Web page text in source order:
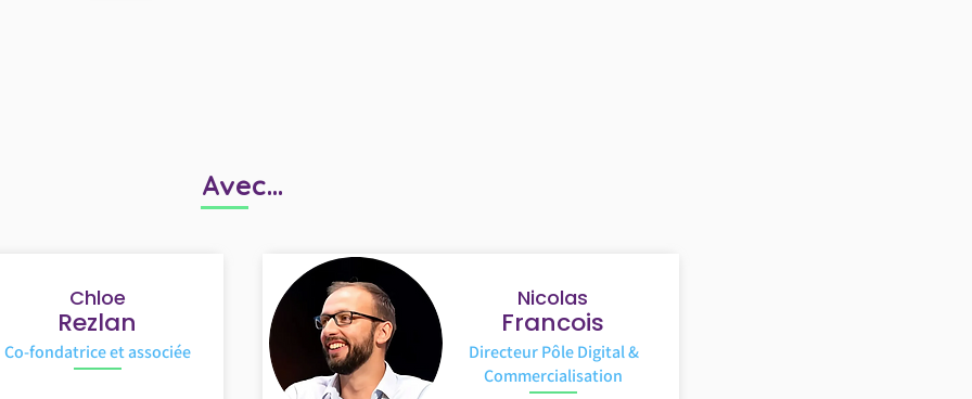
Avec...
Chloe
Rezlan
Co-fondatrice et associée
Nicolas
Francois
Directeur Pôle Digital &
Commercialisation